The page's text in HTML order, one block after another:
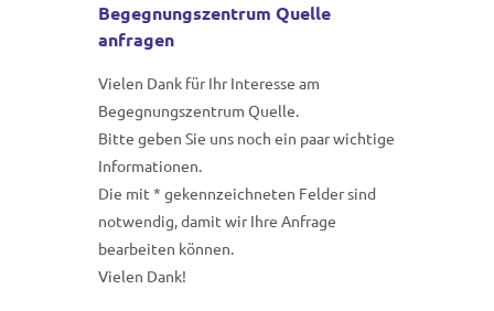
Begegnungszentrum Quelle
anfragen
Vielen Dank für Ihr Interesse am
Begegnungszentrum Quelle.
Bitte geben Sie uns noch ein paar wichtige
Informationen.
Die mit * gekennzeichneten Felder sind
notwendig, damit wir Ihre Anfrage
bearbeiten können.
Vielen Dank!